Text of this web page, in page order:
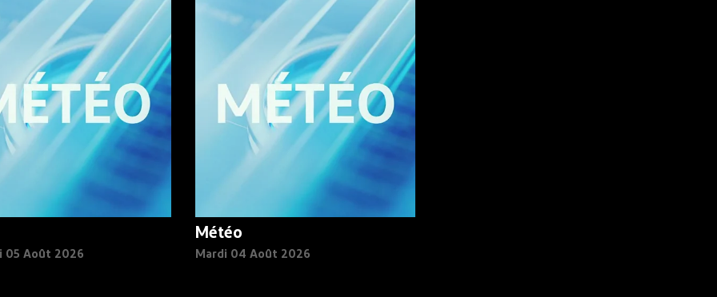
05 Août 2026
Météo
Mardi 04 Août 2026